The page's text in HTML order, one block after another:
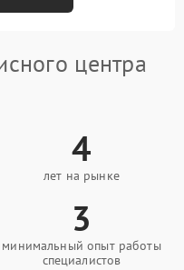
центра
4
лет на рынке
3
минимальный опыт работы
специалистов